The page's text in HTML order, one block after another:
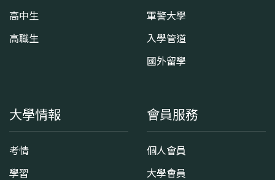
高中生
高職生
軍警大學
入學管道
國外留學
大學情報
考情
學習
會員服務
個人會員
大學會員